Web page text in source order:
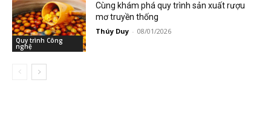
Quy trình Công
nghệ
Cùng khám phá quy trình sản xuất rượu
mơ truyền thống
Thúy Duy - 08/01/2026